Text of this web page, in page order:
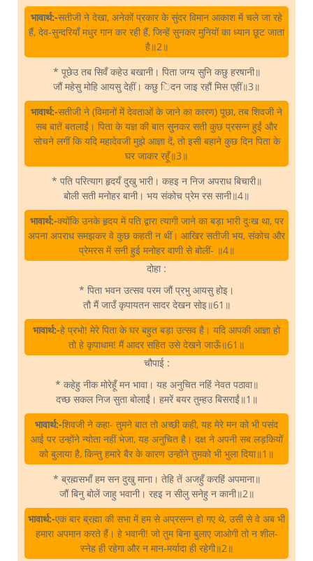
भावार्थ:-सतीजी ने देखा, अनेकों प्रकार के सुंदर विमान आकाश में चले जा रहे
हैं, देव-सुन्दरियाँ मधुर गान कर रही हैं, जिन्हें सुनकर मुनियों का ध्यान छूट जाता
है॥2॥
* पूछेउ तब सिवँ कहेउ बखानी। पिता जग्य सुनि कछु हरषानी॥
जौं महेसु मोहि आयसु देहीं। कछु ‍िदन जाइ रहौं मिस एहीं॥3॥
भावार्थ:-सतीजी ने (विमानों में देवताओं के जाने का कारण) पूछा, तब शिवजी ने
सब बातें बतलाईं। पिता के यज्ञ की बात सुनकर सती कुछ प्रसन्न हुईं और
सोचने लगीं कि यदि महादेवजी मुझे आज्ञा दें, तो इसी बहाने कुछ दिन पिता के
घर जाकर रहूँ॥3॥
* पति परित्याग हृदयँ दुखु भारी। कहइ न निज अपराध बिचारी॥
बोली सती मनोहर बानी। भय संकोच प्रेम रस सानी॥4॥
भावार्थ:-क्योंकि उनके हृदय में पति द्वारा त्यागी जाने का बड़ा भारी दुःख था, पर
अपना अपराध समझकर वे कुछ कहती न थीं। आखिर सतीजी भय, संकोच और
प्रेमरस में सनी हुई मनोहर वाणी से बोलीं- ॥4॥
दोहा :
* पिता भवन उत्सव परम जौं प्रभु आयसु होइ।
तौ मैं जाउँ कृपायतन सादर देखन सोइ॥61॥
भावार्थ:-हे प्रभो! मेरे पिता के घर बहुत बड़ा उत्सव है। यदि आपकी आज्ञा हो
तो हे कृपाधाम! मैं आदर सहित उसे देखने जाऊँ॥61॥
चौपाई :
* कहेहु नीक मोरेहूँ मन भावा। यह अनुचित नहिं नेवत पठावा॥
दच्छ सकल निज सुता बोलाईं। हमरें बयर तुम्हउ बिसराईं॥1॥
भावार्थ:-शिवजी ने कहा- तुमने बात तो अच्छी कही, यह मेरे मन को भी पसंद
आई पर उन्होंने न्योता नहीं भेजा, यह अनुचित है। दक्ष ने अपनी सब लड़कियों
को बुलाया है, किन्तु हमारे बैर के कारण उन्होंने तुमको भी भुला दिया॥1॥
* ब्रह्मसभाँ हम सन दुखु माना। तेहि तें अजहुँ करहिं अपमाना॥
जौं बिनु बोलें जाहु भवानी। रहइ न सीलु सनेहु न कानी॥2॥
भावार्थ:-एक बार ब्रह्मा की सभा में हम से अप्रसन्न हो गए थे, उसी से वे अब भी
हमारा अपमान करते हैं। हे भवानी! जो तुम बिना बुलाए जाओगी तो न शील-
स्नेह ही रहेगा और न मान-मर्यादा ही रहेगी॥2॥